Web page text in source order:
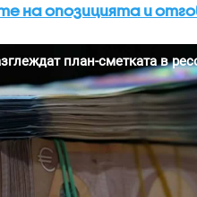
на опозицията и